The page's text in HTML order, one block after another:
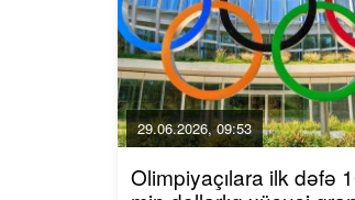
29.06.2026, 09:53
Olimpiyaçılara ilk dəfə